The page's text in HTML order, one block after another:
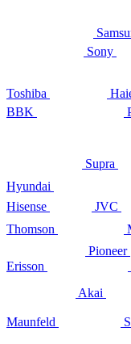
Sony
Toshiba
BBK
Supra
Hyundai
Hisense
JVC
Thomson
Pioneer
Erisson
Akai
Maunfeld